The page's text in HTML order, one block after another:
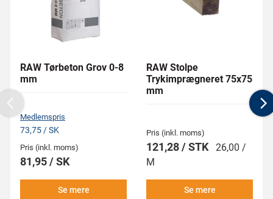
RAW Tørbeton Grov 0-8
mm
Medlemspris
73,75 / SK
Pris (inkl. moms)
81,95 / SK
Se mere
RAW Stolpe
Trykimprægneret 75x75
mm
Pris (inkl. moms)
121,28 / STK 26,00 /
M
Se mere
Previous